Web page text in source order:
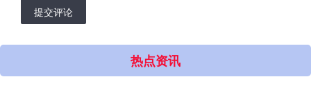
提交评论
热点资讯